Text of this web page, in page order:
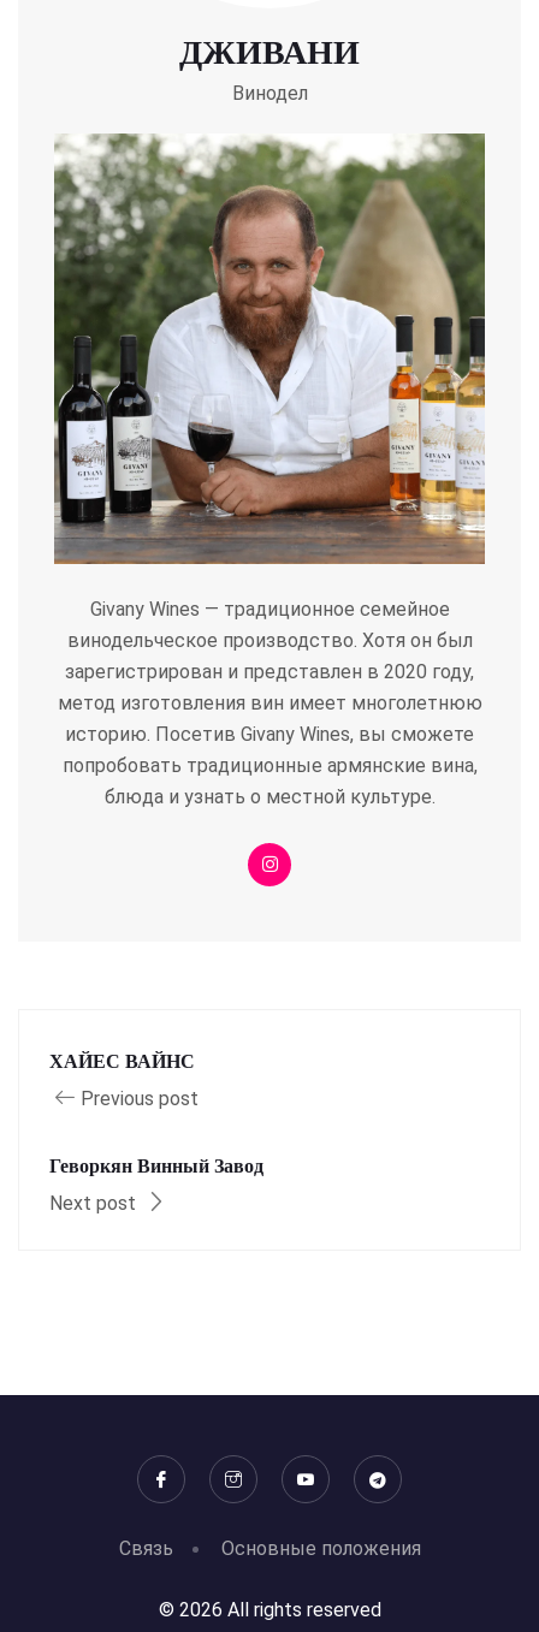
ДЖИВАНИ
Винодел
Givany Wines — традиционное семейное
винодельческое производство. Хотя он был
зарегистрирован и представлен в 2020 году,
метод изготовления вин имеет многолетнюю
историю. Посетив Givany Wines, вы сможете
попробовать традиционные армянские вина,
блюда и узнать о местной культуре.
ХАЙЕС ВАЙНС
Previous post
Геворкян Винный Завод
Next post
Связь Основные положения
© 2026 All rights reserved